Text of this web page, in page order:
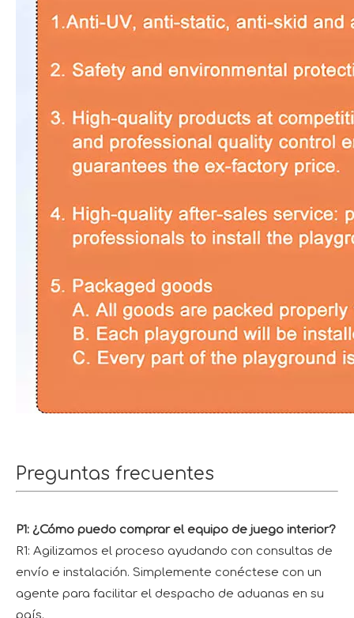
Preguntas frecuentes
P1: ¿Cómo puedo comprar el equipo de juego interior?
R1: Agilizamos el proceso ayudando con consultas de
envío e instalación. Simplemente conéctese con un
agente para facilitar el despacho de aduanas en su
país.